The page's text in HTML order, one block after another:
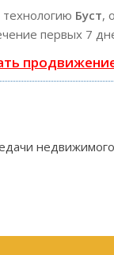
Буст,
первых 7